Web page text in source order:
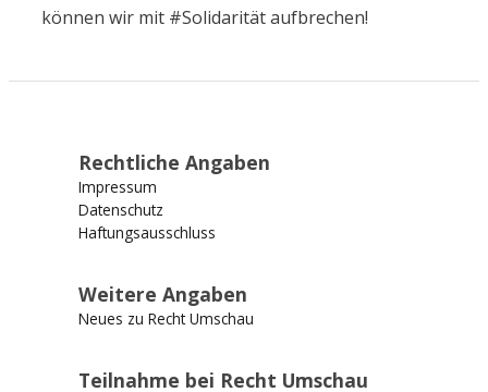
können wir mit #Solidarität aufbrechen!
Rechtliche Angaben
Impressum
Datenschutz
Haftungsausschluss
Weitere Angaben
Neues zu Recht Umschau
Teilnahme bei Recht Umschau